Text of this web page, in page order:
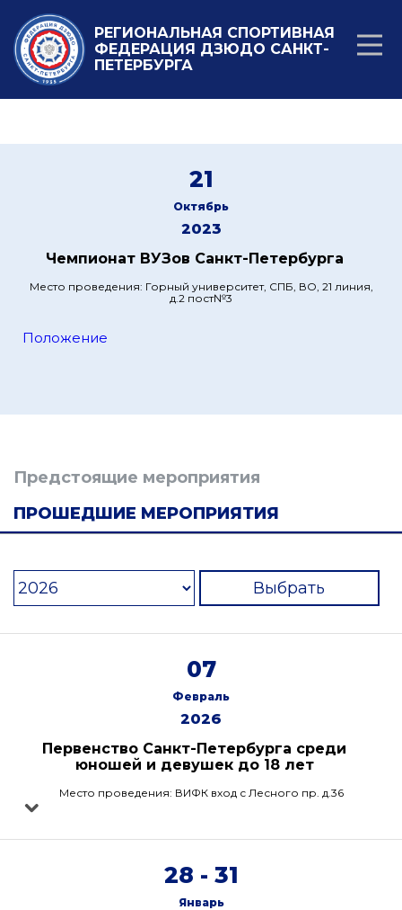
РЕГИОНАЛЬНАЯ СПОРТИВНАЯ
ФЕДЕРАЦИЯ ДЗЮДО САНКТ-
ПЕТЕРБУРГА
21
Октябрь
2023
Чемпионат ВУЗов Санкт-Петербурга
Место проведения: Горный университет, СПБ, ВО, 21 линия,
д.2 пост№3
Положение
Предстоящие мероприятия
ПРОШЕДШИЕ МЕРОПРИЯТИЯ
Выбрать
07
Февраль
2026
Первенство Санкт-Петербурга среди
юношей и девушек до 18 лет
Место проведения: ВИФК вход с Лесного пр. д.36
28 - 31
Январь